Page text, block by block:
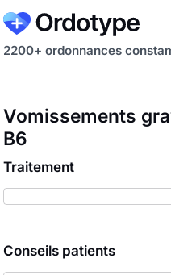
2200+ ordonnances
Vomissements
B6
Traitement
Conseils patients